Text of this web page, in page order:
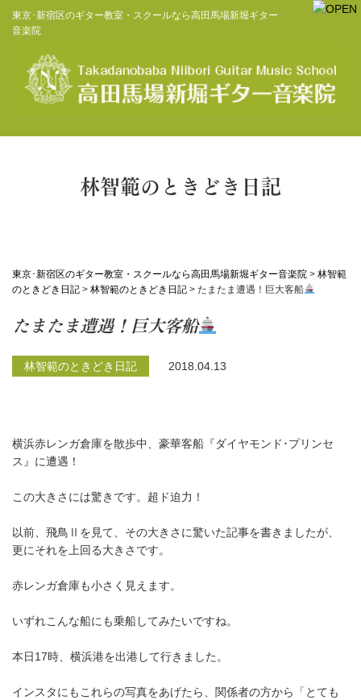
東京･新宿区のギター教室・スクールなら高田馬場新堀ギター
音楽院
林智範のときどき日記
東京･新宿区のギター教室・スクールなら高田馬場新堀ギター音楽院 > 林智範
のときどき日記 > 林智範のときどき日記 > たまたま遭遇！巨大客船
たまたま遭遇！巨大客船
林智範のときどき日記 2018.04.13
横浜赤レンガ倉庫を散歩中、豪華客船『ダイヤモンド･プリンセ
ス』に遭遇！
この大きさには驚きです。超ド迫力！
以前、飛鳥Ⅱを見て、その大きさに驚いた記事を書きましたが、
更にそれを上回る大きさです。
赤レンガ倉庫も小さく見えます。
いずれこんな船にも乗船してみたいですね。
本日17時、横浜港を出港して行きました。
インスタにもこれらの写真をあげたら、関係者の方から「とても